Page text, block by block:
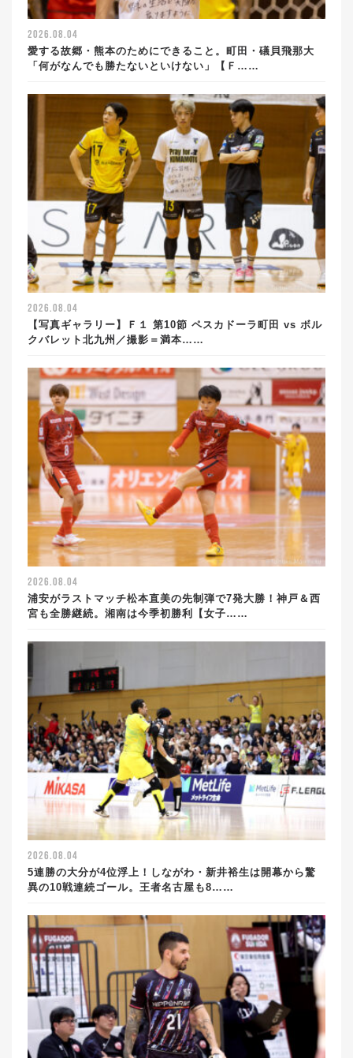
2026.08.04
愛する故郷・熊本のためにできること。町田・礒貝飛那大
「何がなんでも勝たないといけない」【Ｆ……
2026.08.04
【写真ギャラリー】Ｆ１ 第10節 ペスカドーラ町田 vs ボル
クバレット北九州／撮影＝満本……
2026.08.04
浦安がラストマッチ松本直美の先制弾で7発大勝！神戸＆西
宮も全勝継続。湘南は今季初勝利【女子……
2026.08.04
5連勝の大分が4位浮上！しながわ・新井裕生は開幕から驚
異の10戦連続ゴール。王者名古屋も8……